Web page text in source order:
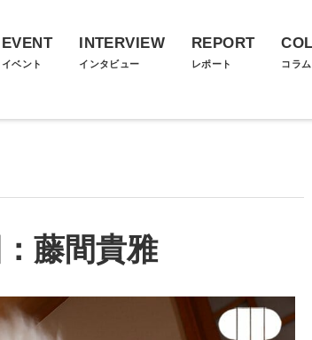
EVENT
イベント
INTERVIEW
インタビュー
REPORT
レポート コラム
藤間貴雅